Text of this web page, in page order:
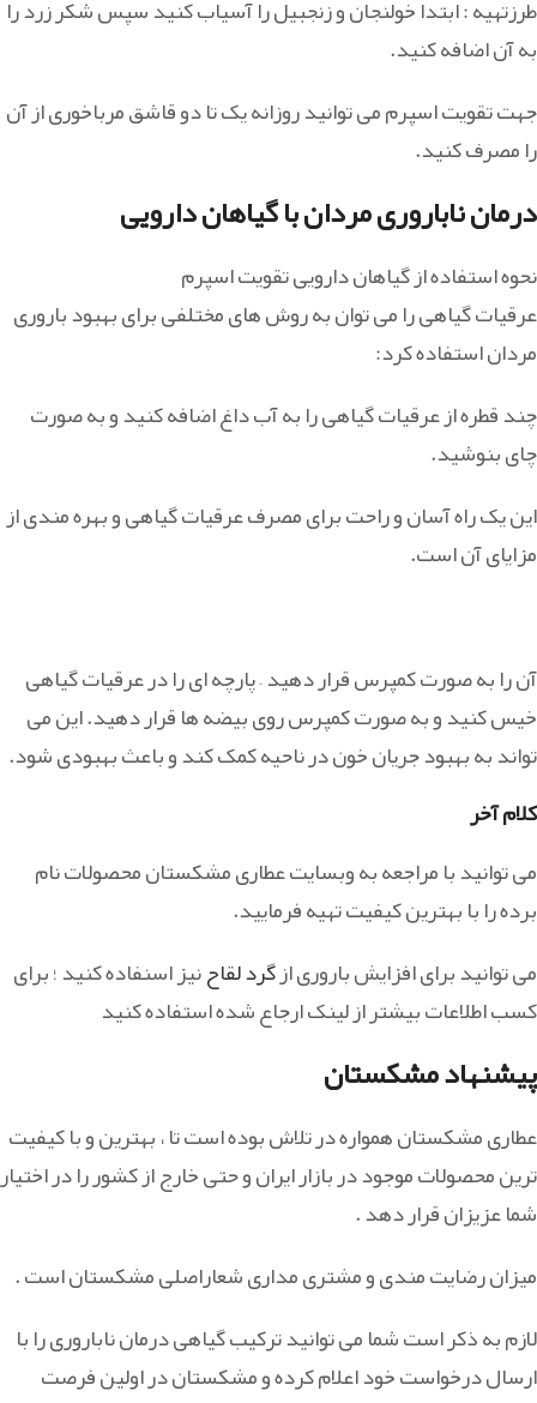
طرزتهیه : ابتدا خولنجان و زنجبیل را آسیاب کنید سپس شکر زرد را
به آن اضافه کنید.
جهت تقویت اسپرم می توانید روزانه یک تا دو قاشق مرباخوری از آن
را مصرف کنید.
درمان ناباروری مردان با گیاهان دارویی
نحوه استفاده از گیاهان دارویی تقویت اسپرم
عرقیات گیاهی را می توان به روش های مختلفی برای بهبود باروری
مردان استفاده کرد:
چند قطره از عرقیات گیاهی را به آب داغ اضافه کنید و به صورت
چای بنوشید.
این یک راه آسان و راحت برای مصرف عرقیات گیاهی و بهره مندی از
مزایای آن است.
آن را به صورت کمپرس قرار دهید – پارچه ای را در عرقیات گیاهی
خیس کنید و به صورت کمپرس روی بیضه ها قرار دهید. این می
تواند به بهبود جریان خون در ناحیه کمک کند و باعث بهبودی شود.
کلام آخر
می توانید با مراجعه به وبسایت عطاری مشکستان محصولات نام
برده را با بهترین کیفیت تهیه فرمایید.
می توانید برای افزایش باروری ازگرد لقاحنیز اسنفاده کنید ؛ برای
کسب اطلاعات بیشتر از لینک ارجاع شده استفاده کنید
پیشنهاد مشکستان
عطاری مشکستان همواره در تلاش بوده است تا ، بهترین و با کیفیت
ترین محصولات موجود در بازار ایران و حتی خارج از کشور را در اختیار
شما عزیزان قرار دهد .
میزان رضایت مندی و مشتری مداری شعاراصلی مشکستان است .
لازم به ذکر است شما می توانید ترکیب گیاهی درمان ناباروری را با
ارسال درخواست خود اعلام کرده و مشکستان در اولین فرصت